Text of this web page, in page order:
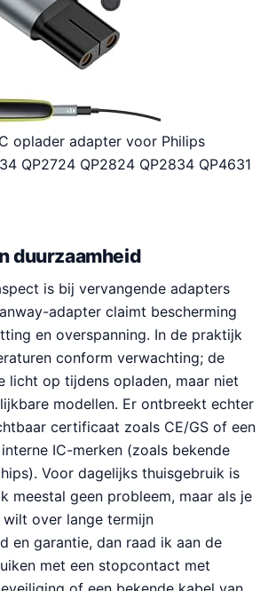
oplader adapter voor Philips
QP2724 QP2824 QP2834 QP4631
duurzaamheid
is bij vervangende adapters
adapter claimt bescherming
en overspanning. In de praktijk
conform verwachting; de
licht op tijdens opladen, maar niet
modellen. Er ontbreekt echter
certificaat zoals CE/GS of een
IC-merken (zoals bekende
Voor dagelijks thuisgebruik is
meestal geen probleem, maar als je
over lange termijn
en garantie, dan raad ik aan de
met een stopcontact met